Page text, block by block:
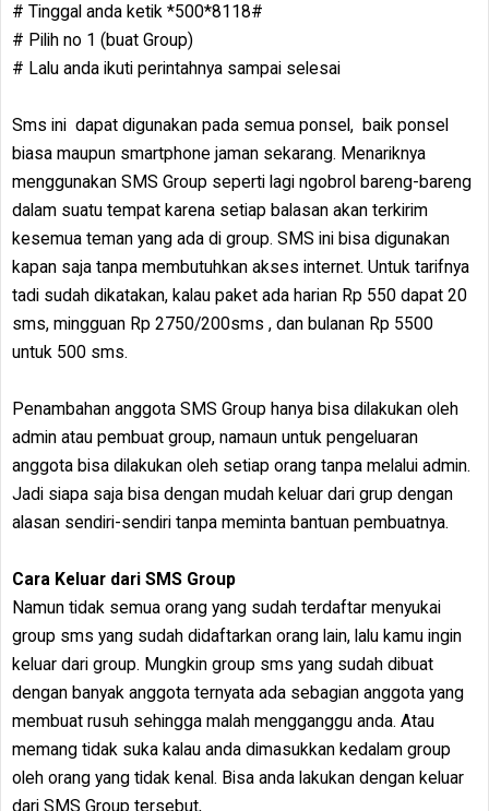
# Tinggal anda ketik *500*8118#
# Pilih no 1 (buat Group)
# Lalu anda ikuti perintahnya sampai selesai
Sms ini dapat digunakan pada semua ponsel, baik ponsel
biasa maupun smartphone jaman sekarang. Menariknya
menggunakan SMS Group seperti lagi ngobrol bareng-bareng
dalam suatu tempat karena setiap balasan akan terkirim
kesemua teman yang ada di group. SMS ini bisa digunakan
kapan saja tanpa membutuhkan akses internet. Untuk tarifnya
tadi sudah dikatakan, kalau paket ada harian Rp 550 dapat 20
sms, mingguan Rp 2750/200sms , dan bulanan Rp 5500
untuk 500 sms.
Penambahan anggota SMS Group hanya bisa dilakukan oleh
admin atau pembuat group, namaun untuk pengeluaran
anggota bisa dilakukan oleh setiap orang tanpa melalui admin.
Jadi siapa saja bisa dengan mudah keluar dari grup dengan
alasan sendiri-sendiri tanpa meminta bantuan pembuatnya.
Cara Keluar dari SMS Group
Namun tidak semua orang yang sudah terdaftar menyukai
group sms yang sudah didaftarkan orang lain, lalu kamu ingin
keluar dari group. Mungkin group sms yang sudah dibuat
dengan banyak anggota ternyata ada sebagian anggota yang
membuat rusuh sehingga malah mengganggu anda. Atau
memang tidak suka kalau anda dimasukkan kedalam group
oleh orang yang tidak kenal. Bisa anda lakukan dengan keluar
dari SMS Group tersebut,